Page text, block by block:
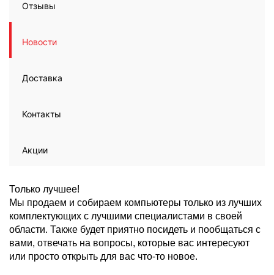
Отзывы
Новости
Доставка
Контакты
Акции
Только лучшее!
Мы продаем и собираем компьютеры только из лучших
комплектующих с лучшими специалистами в своей
области. Также будет приятно посидеть и пообщаться с
вами, отвечать на вопросы, которые вас интересуют
или просто открыть для вас что-то новое.